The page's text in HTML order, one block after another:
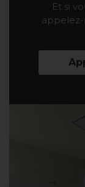
Et si
appelez-